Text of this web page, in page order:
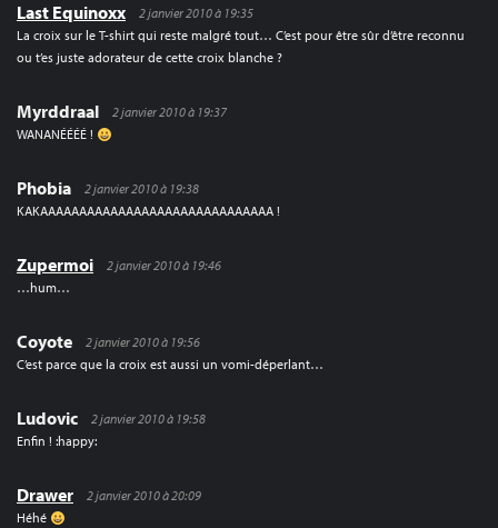
Last Equinoxx
2 janvier 2010 à 19:35
La croix sur le T-shirt qui reste malgré tout… C’est pour être sûr d’être reconnu
ou t’es juste adorateur de cette croix blanche ?
Myrddraal
2 janvier 2010 à 19:37
WANANÉÉÉÉ !
Phobia
2 janvier 2010 à 19:38
KAKAAAAAAAAAAAAAAAAAAAAAAAAAAAAAA !
Zupermoi
2 janvier 2010 à 19:46
…hum…
Coyote
2 janvier 2010 à 19:56
C’est parce que la croix est aussi un vomi-déperlant…
Ludovic
2 janvier 2010 à 19:58
Enfin ! :happy:
Drawer
2 janvier 2010 à 20:09
Héhé